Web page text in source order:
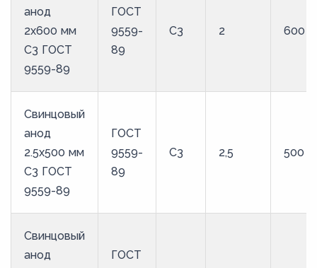
анод
2x600 мм
С3 ГОСТ
9559-89
ГОСТ
9559-
89
С3 2 600
Свинцовый
анод
2.5x500 мм
С3 ГОСТ
9559-89
ГОСТ
9559-
89
С3 2,5 500
Свинцовый
анод
ГОСТ